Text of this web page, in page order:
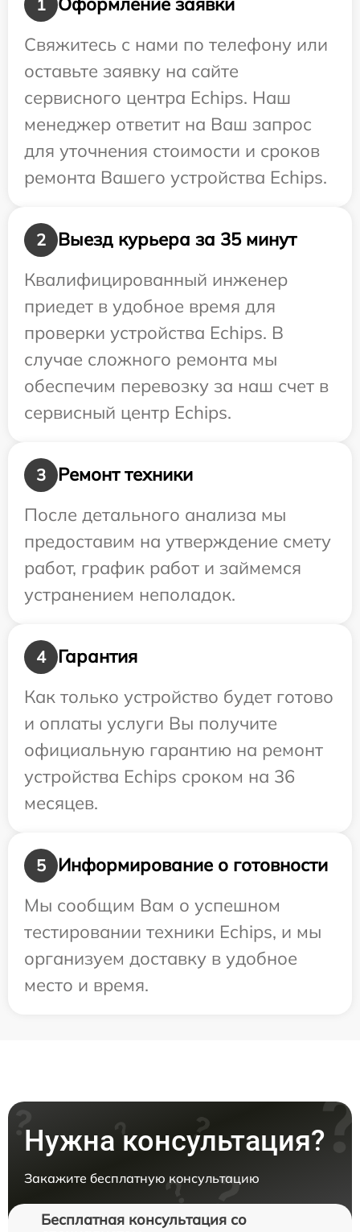
1
Свяжитесь с нами по телефону или
оставьте заявку на сайте
сервисного центра Echips. Наш
менеджер ответит на Ваш запрос
для уточнения стоимости и сроков
ремонта Вашего устройства Echips.
2
Выезд курьера за 35 минут
Квалифицированный инженер
приедет в удобное время для
проверки устройства Echips. В
случае сложного ремонта мы
обеспечим перевозку за наш счет в
сервисный центр Echips.
3
Ремонт техники
После детального анализа мы
предоставим на утверждение смету
работ, график работ и займемся
устранением неполадок.
4
Гарантия
Как только устройство будет готово
и оплаты услуги Вы получите
официальную гарантию на ремонт
устройства Echips сроком на 36
месяцев.
5
Информирование о готовности
Мы сообщим Вам о успешном
тестировании техники Echips, и мы
организуем доставку в удобное
место и время.
Нужна консультация?
Закажите бесплатную консультацию
Бесплатная консультация со